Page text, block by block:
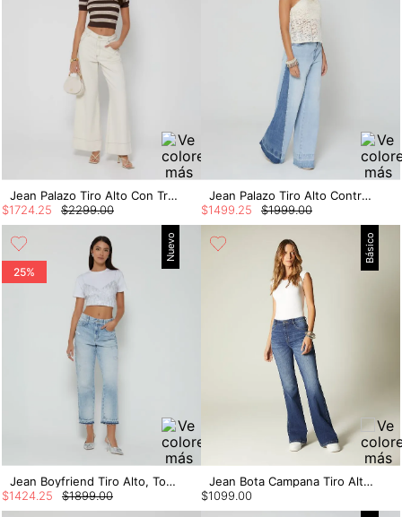
Jean Palazo Tiro Alto Con Trenza
$2299.00
$1724.25
Jean Palazo Tiro Alto Contraste Lateral
$1999.00
$1499.25
Nuevo
25%
Jean Boyfriend Tiro Alto, Tono Claro
$1899.00
$1424.25
Básico
Jean Bota Campana Tiro Alto Bardot
$1099.00